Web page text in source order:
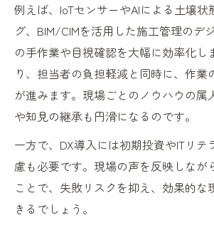
土木分野で進化するDXの生
土とデジタル融合の最前線を探る
土とデジタル融合が進む現
最新技術で変わる土現場の実
土分野におけるデジタル融合
土とテクノロジーの融合が
DX推進なら土の現場はどう変わ
DX推進で土の現場に何が起き
例えば、IoTセンサーやAIによる土壌状
グ、BIM/CIMを活用した施工管理のデ
の手作業や目視確認を大幅に効率化し
り、担当者の負担軽減と同時に、作業
が進みます。現場ごとのノウハウの属
や知見の継承も円滑になるのです。
一方で、DX導入には初期投資やITリテ
慮も必要です。現場の声を反映しなが
ことで、失敗リスクを抑え、効果的な
きるでしょう。